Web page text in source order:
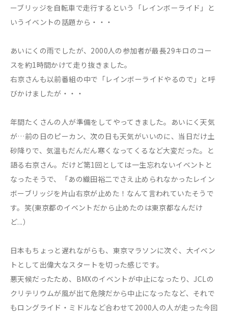
ーブリッジを自転車で走行するという「レインボーライド」と
いうイベントの話題から・・・
あいにくの雨でしたが、2000人の参加者が最長29キロのコー
スを約1時間かけて走り抜きました。
右京さんも以前番組の中で「レインボーライドやるので」と呼
びかけましたが・・・
年間たくさんの人が準備をしてやってきました。あいにく天気
が…前の日のピーカン、次の日も天気がいいのに、当日だけ土
砂降りで、気温もだんだん寒くなってくるなど大変だった。と
語る右京さん。だけど第1回としては一生忘れないイベントと
なったそうで、「あの織田裕二でさえ止められなかったレイン
ボーブリッジを片山右京が止めた！なんて言われていたそうで
す。笑(東京都のイベントだから止めたのは東京都なんだけ
ど...）
日本もちょっと遅れながらも、東京マラソンに次ぐ、大イベン
トとして出偉大なスタートを切った感じです。
悪天候だったため、BMXのイベントが中止になったり、JCLの
クリテリウムが風が出て危険だから中止になったなど、それで
もロングライド・ミドルなど合わせて2000人の人が走った今回